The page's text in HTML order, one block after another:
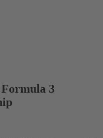
3